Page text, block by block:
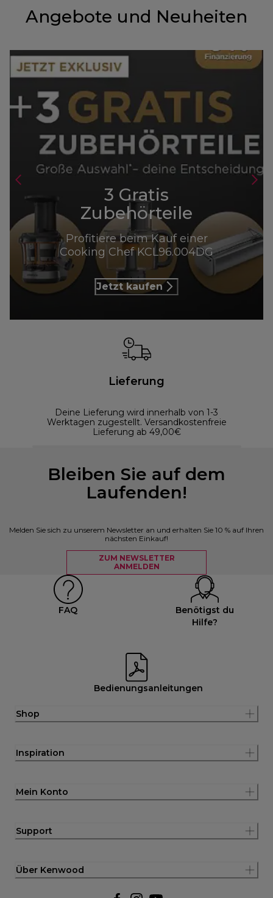
Angebote und Neuheiten
3 Gratis
Zubehörteile
Profitiere beim Kauf einer
Cooking Chef KCL96.004DG
Jetzt kaufen
Lieferung
Deine Lieferung wird innerhalb von 1-3
Werktagen zugestellt. Versandkostenfreie
Lieferung ab 49,00€
Bleiben Sie auf dem
Laufenden!
Melden Sie sich zu unserem Newsletter an und erhalten Sie 10 % auf Ihren
nächsten Einkauf!
ZUM NEWSLETTER
ANMELDEN
FAQ
Benötigst du
Hilfe?
Bedienungsanleitungen
Shop
Inspiration
Mein Konto
Support
Über Kenwood